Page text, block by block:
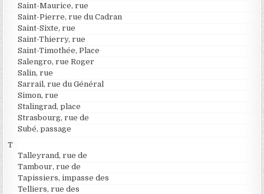
Saint-Maurice, rue
Saint-Pierre, rue du Cadran
Saint-Sixte, rue
Saint-Thierry, rue
Saint-Timothée, Place
Salengro, rue Roger
Salin, rue
Sarrail, rue du Général
Simon, rue
Stalingrad, place
Strasbourg, rue de
Subé, passage
T
Talleyrand, rue de
Tambour, rue de
Tapissiers, impasse des
Telliers, rue des